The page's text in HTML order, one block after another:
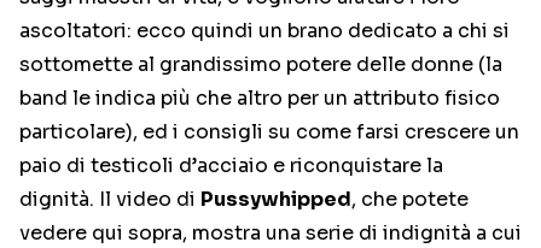
ascoltatori: ecco quindi un brano dedicato a chi si
sottomette al grandissimo potere delle donne (la
band le indica più che altro per un attributo fisico
particolare), ed i consigli su come farsi crescere un
paio di testicoli d’acciaio e riconquistare la
dignità. Il video di Pussywhipped, che potete
vedere qui sopra, mostra una serie di indignità a cui